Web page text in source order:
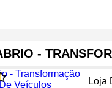
-
Loja